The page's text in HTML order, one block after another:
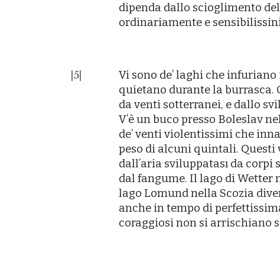
dipenda dallo scioglimento
ordinariamente e
5
Vi sono deʼ laghi che
quietano durante la burrasca.
da venti sotterranei, e dallo
Vʼè un buco presso Boleslav
deʼ venti violentissimi che
peso di alcuni quintali.
dallʼaria sviluppatası da
dal fangume. Il lago di Wetter
lago Lomund nella Scozia
anche in tempo di
coraggiosi non si arrischiano